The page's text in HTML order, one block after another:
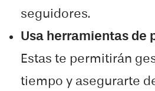
seguidores.
Usa herramientas de
Estas te permitirán
tiempo y asegurarte